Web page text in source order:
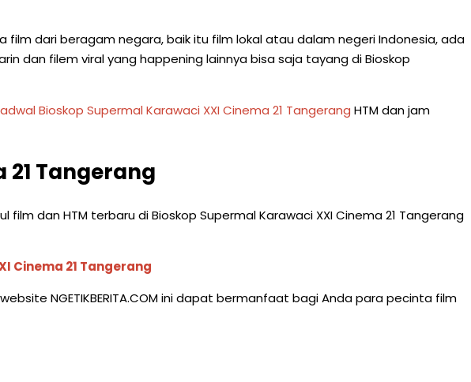
film dari beragam negara, baik itu film lokal atau dalam negeri Indonesia, ada
dan filem viral yang happening lainnya bisa saja tayang di Bioskop
Bioskop Supermal Karawaci XXI Cinema 21 Tangerang HTM dan jam
Tangerang
dan HTM terbaru di Bioskop Supermal Karawaci XXI Cinema 21 Tangerang
Cinema 21 Tangerang
NGETIKBERITA.COM ini dapat bermanfaat bagi Anda para pecinta film